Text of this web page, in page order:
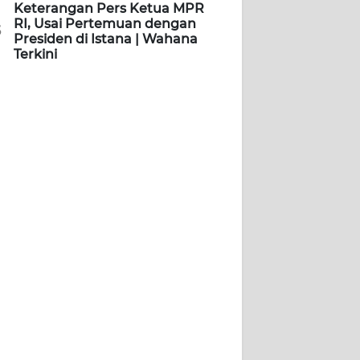
Keterangan Pers Ketua MPR
RI, Usai Pertemuan dengan
Presiden di Istana | Wahana
Terkini